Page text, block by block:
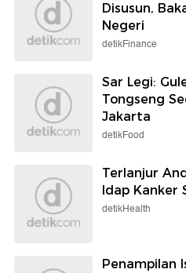
Disusun,
Negeri
detikFinance
Sar Legi:
Tongseng
Jakarta
detikFood
Terlanjur
Idap Kanker
detikHealth
Penampilan